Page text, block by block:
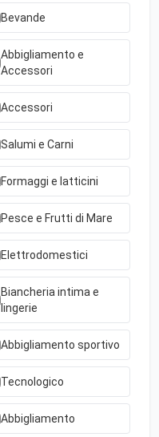
Bevande
Abbigliamento e
Accessori
Accessori
Salumi e Carni
Formaggi e latticini
Pesce e Frutti di Mare
Elettrodomestici
Biancheria intima e
lingerie
Abbigliamento sportivo
Tecnologico
Abbigliamento